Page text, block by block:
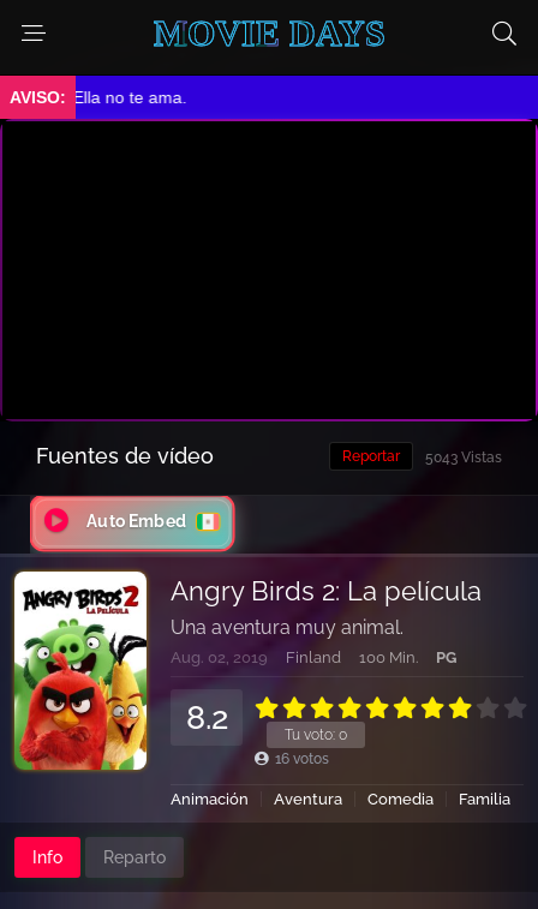
MOVIE DAYS
➤ Ella no te ama.
Fuentes de vídeo 5043 Vistas
Reportar
Auto Embed
Angry Birds 2: La película
Una aventura muy animal.
Aug. 02, 2019 Finland 100 Min. PG
Tu voto: 0
8.2
16 votos
Animación Aventura Comedia Familia
Info Reparto